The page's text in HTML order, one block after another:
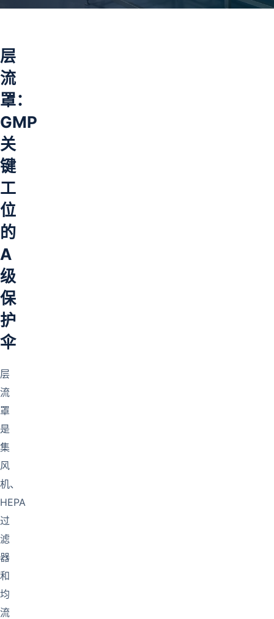
层
流
罩：
GMP
关
键
工
位
的
A
级
保
护
伞
层
流
罩
是
集
风
机、
HEPA
过
滤
器
和
均
流